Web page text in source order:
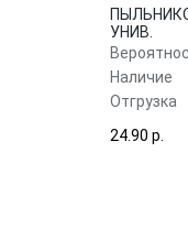
УНИВ.
Наличие
Отгрузка
24.90 p.